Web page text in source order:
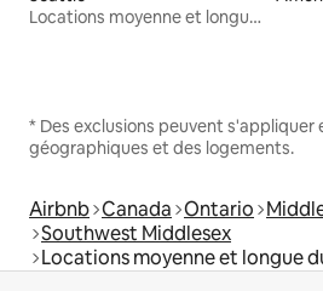
Locations moyenne et longue durée
* Des exclusions peuvent s'appliquer
géographiques et des logements.
Airbnb Canada Ontario
Southwest Middlesex
Locations moyenne et longue